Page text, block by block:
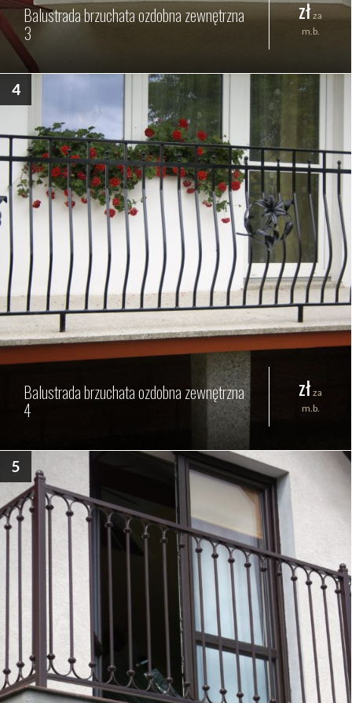
Balustrada brzuchata ozdobna zewnętrzna
3
zł za
m.b.
4
Balustrada brzuchata ozdobna zewnętrzna
4
zł za
m.b.
5